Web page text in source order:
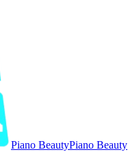
Piano BeautyPiano Beauty